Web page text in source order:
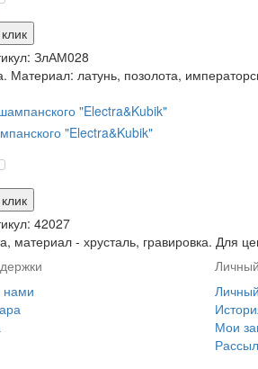
ЗлАМ028
Материал: латунь, позолота,
"Electra&Kubik"
42027
материал - хрусталь, гравировка. Для
нами
Мои